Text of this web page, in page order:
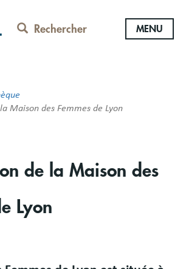
Rechercher MENU
Maison des Femmes de Lyon
de la Maison des
Lyon